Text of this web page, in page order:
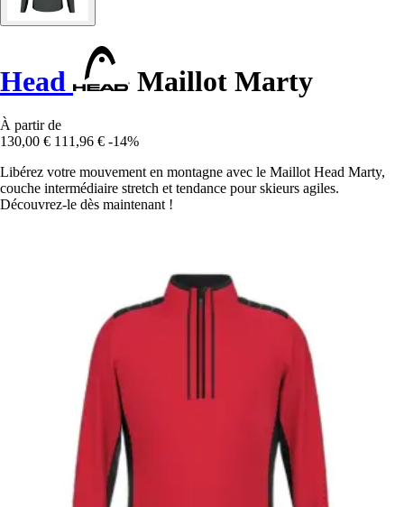
Head Maillot Marty
À partir de
130,00 € 111,96 € -14%
Libérez votre mouvement en montagne avec le Maillot Head Marty,
couche intermédiaire stretch et tendance pour skieurs agiles.
Découvrez-le dès maintenant !